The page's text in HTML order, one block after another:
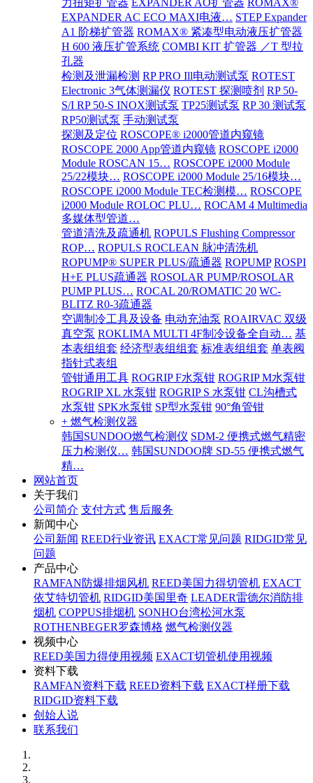
力扭矩扩管器 EXPANDER AO扩管器 ROMAX®
EXPANDER AC ECO MAXI电液… STEP Expander
A1 阶梯扩管器 ROMAX® 紧凑型电动液压扩管器
H 600 液压扩管系统 COMBI KIT 扩管器 ／T 型拉
孔器
检测及泄漏检测 RP PRO Ill电动测试泵 ROTEST
Electronic 3气体测漏仪 ROTEST 探测喷剂 RP 50-
S/I RP 50-S INOX测试泵 TP25测试泵 RP 30 测试泵
RP50测试泵 手动测试泵
探测及定位 ROSCOPE® i2000管道内窥镜
ROSCOPE 2000 App管道内窥镜 ROSCOPE i2000
Module ROSCAN 15… ROSCOPE i2000 Module
25/22模块… ROSCOPE i2000 Module 25/16模块…
ROSCOPE i2000 Module TEC检测模… ROSCOPE
i2000 Module ROLOC PLU… ROCAM 4 Multimedia
多媒体型管道…
管道清洗及疏通机 ROPULS Flushing Compressor
ROP… ROPULS ROCLEAN 脉冲清洗机
ROPUMP® SUPER PLUS/疏通器 ROPUMP ROSPI
H+E PLUS疏通器 ROSOLAR PUMP/ROSOLAR
PUMP PLUS… ROCAL 20/ROMATIC 20 WC-
BLITZ R0-3疏通器
空调制冷工具及设备 电动充油泵 ROAIRVAC 双级
真空泵 ROKLIMA MULTI 4F制冷设备全自动… 基
本表组组套 经济型表组组套 标准表组组套 单表阀
指针式表组
管钳通用工具 ROGRIP F水泵钳 ROGRIP M水泵钳
ROGRIP XL 水泵钳 ROGRIP S 水泵钳 CL沟槽式
水泵钳 SPK水泵钳 SP型水泵钳 90°角管钳
+ 燃气检测仪器
韩国SUNDOO燃气检测仪 SDM-2 便携式燃气精密
压力检测仪… 韩国SUNDOO牌 SD-55 便携式燃气
精…
网站首页
关于我们
公司简介 支付方式 售后服务
新闻中心
公司新闻 REED行业资讯 EXACT常见问题 RIDGID常见
问题
产品中心
RAMFAN防爆排烟风机 REED美国力得切管机 EXACT
依艾特切管机 RIDGID美国里奇 LEADER雷德尔消防排
烟机 COPPUS排烟机 SONHO台湾松河水泵
ROTHENBEGER罗森博格 燃气检测仪器
视频中心
REED美国力得使用视频 EXACT切管机使用视频
资料下载
RAMFAN资料下载 REED资料下载 EXACT样册下载
RIDGID资料下载
创始人说
联系我们